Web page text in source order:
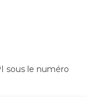
sous le numéro